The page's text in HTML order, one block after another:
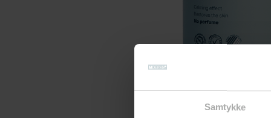
Samtykke